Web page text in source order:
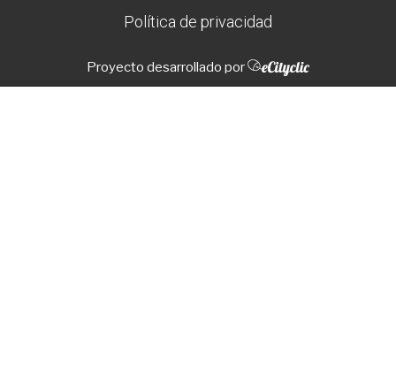
Política de privacidad
Proyecto desarrollado por